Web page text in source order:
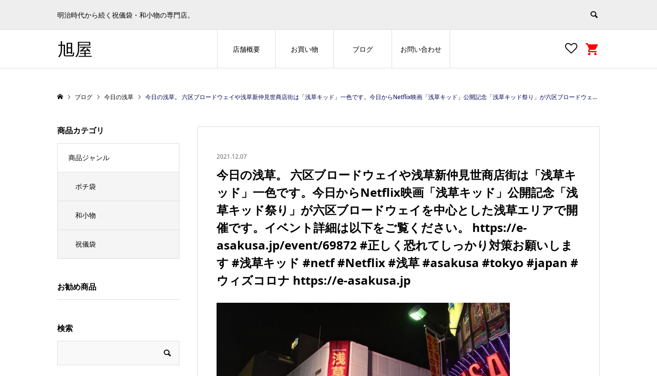
明治時代から続く祝儀袋・和小物の専門店。
旭屋 店舗概要 お買い物 ブログ お問い合わせ
ブログ 今日の浅草 今日の浅草。 六区ブロードウェイや浅草新仲見世商店街は「浅草キッド」一色です。今日からNetflix映画「浅草キッド」公開記念「浅草キッド祭り」が六区ブロードウェイを中心とした浅草エリアで開催です。イベント詳細は以下をご覧ください。 https://e-asakusa.jp/event/69872 #正しく恐れてしっかり対策お願いします #浅草キッド #netf #Netflix #浅草 #asakusa #tokyo #japan #ウィズコロナ https://e-asakusa.jp
2021.12.07
今日の浅草。 六区ブロードウェイや浅草新仲見世商店街は「浅草キ
ッド」一色です。今日からNetflix映画「浅草キッド」公開記念「浅
草キッド祭り」が六区ブロードウェイを中心とした浅草エリアで開
催です。イベント詳細は以下をご覧ください。 https://e-
asakusa.jp/event/69872 #正しく恐れてしっかり対策お願いしま
す #浅草キッド #netf #Netflix #浅草 #asakusa #tokyo #japan #
ウィズコロナ https://e-asakusa.jp
商品カテゴリ
商品ジャンル
ポチ袋
和小物
祝儀袋
お勧め商品
検索